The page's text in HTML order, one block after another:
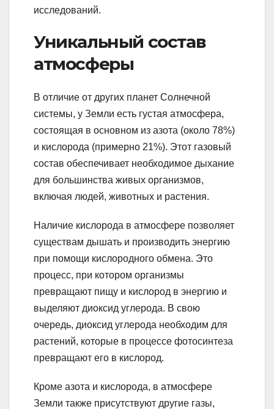
исследований.
Уникальный состав
атмосферы
В отличие от других планет Солнечной
системы, у Земли есть густая атмосфера,
состоящая в основном из азота (около 78%)
и кислорода (примерно 21%). Этот газовый
состав обеспечивает необходимое дыхание
для большинства живых организмов,
включая людей, животных и растения.
Наличие кислорода в атмосфере позволяет
существам дышать и производить энергию
при помощи кислородного обмена. Это
процесс, при котором организмы
превращают пищу и кислород в энергию и
выделяют диоксид углерода. В свою
очередь, диоксид углерода необходим для
растений, которые в процессе фотосинтеза
превращают его в кислород.
Кроме азота и кислорода, в атмосфере
Земли также присутствуют другие газы,